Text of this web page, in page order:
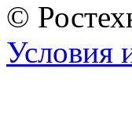
©
Условия